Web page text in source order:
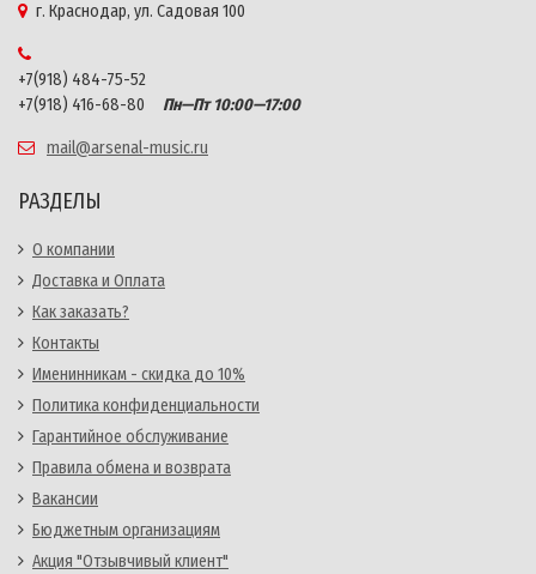
г. Краснодар, ул. Садовая 100
+7(918) 484-75-52
+7(918) 416-68-80
Пн—Пт 10:00—17:00
mail@arsenal-music.ru
РАЗДЕЛЫ
О компании
Доставка и Оплата
Как заказать?
Контакты
Именинникам - скидка до 10%
Политика конфиденциальности
Гарантийное обслуживание
Правила обмена и возврата
Вакансии
Бюджетным организациям
Акция "Отзывчивый клиент"